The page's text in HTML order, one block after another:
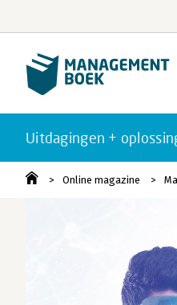
Uitdagingen +
Online magazine